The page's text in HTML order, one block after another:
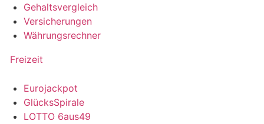
Gehaltsvergleich
Versicherungen
Währungsrechner
Freizeit
Eurojackpot
GlücksSpirale
LOTTO 6aus49